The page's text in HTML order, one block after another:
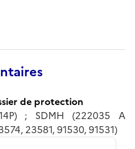
de protection
; SDMH (222035 A
23581, 91530, 91531)